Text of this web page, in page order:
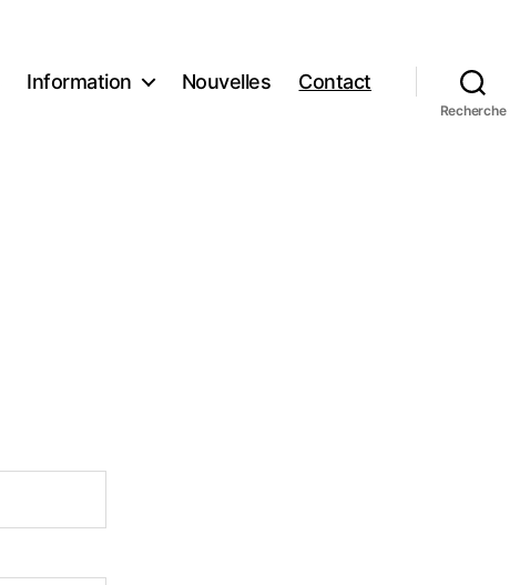
Information Nouvelles Contact
Recherche